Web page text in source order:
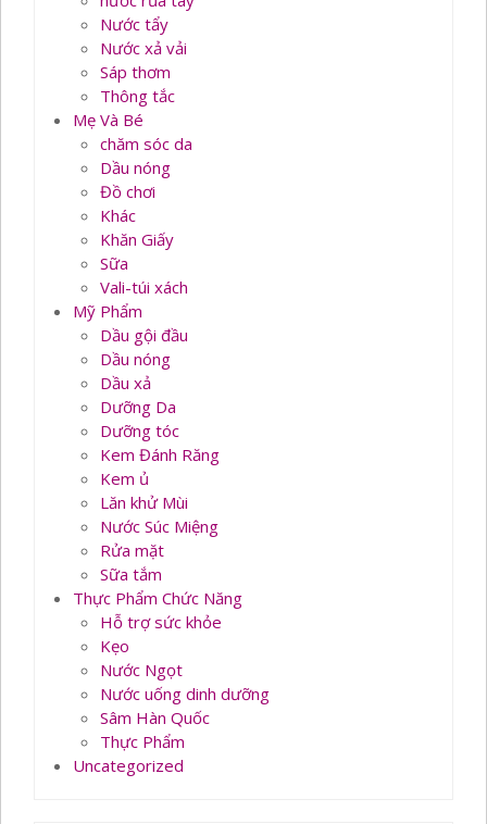
Nước tẩy
Nước xả vải
Sáp thơm
Thông tắc
Mẹ Và Bé
chăm sóc da
Dầu nóng
Đồ chơi
Khác
Khăn Giấy
Sữa
Vali-túi xách
Mỹ Phẩm
Dầu gội đầu
Dầu nóng
Dầu xả
Dưỡng Da
Dưỡng tóc
Kem Đánh Răng
Kem ủ
Lăn khử Mùi
Nước Súc Miệng
Rửa mặt
Sữa tắm
Thực Phẩm Chức Năng
Hỗ trợ sức khỏe
Kẹo
Nước Ngọt
Nước uống dinh dưỡng
Sâm Hàn Quốc
Thực Phẩm
Uncategorized